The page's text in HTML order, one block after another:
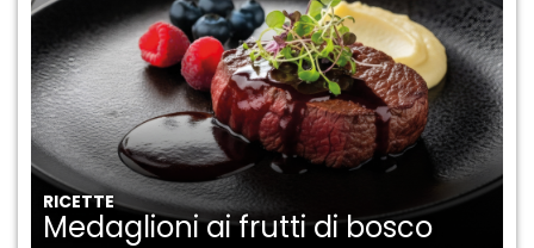
RICETTE
Medaglioni ai frutti di bosco